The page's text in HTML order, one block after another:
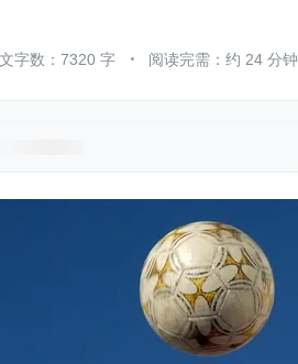
字数：7320 字 阅读完需：约 24 分钟